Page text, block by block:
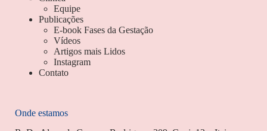
Equipe
Publicações
E-book Fases da Gestação
Vídeos
Artigos mais Lidos
Instagram
Contato
Onde estamos